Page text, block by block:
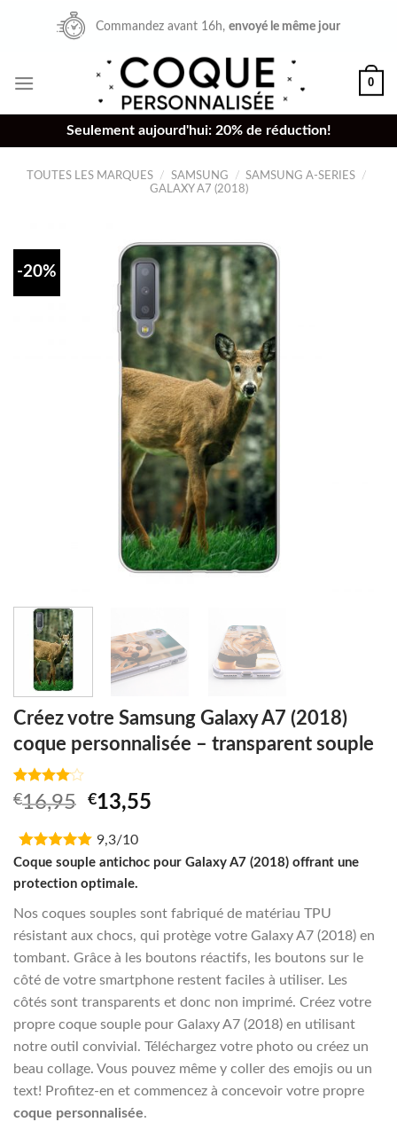
Commandez avant 16h,envoyé le même jour
0
Seulement aujourd'hui: 20% de réduction!
TOUTES LES MARQUES / SAMSUNG / SAMSUNG A-SERIES
/
GALAXY A7 (2018)
-20%
Créez votre Samsung Galaxy A7 (2018)
coque personnalisée – transparent souple
Noté
4.00sur
sur
1
client
€16,95 Original
was:
€16,95.
€13,55
€13,55.
9,3/10
Coque souple antichoc pour Galaxy A7 (2018) offrant une
protection optimale.
Nos coques souples sont fabriqué de matériau TPU
résistant aux chocs, qui protège votre Galaxy A7 (2018) en
tombant. Grâce à les boutons réactifs, les boutons sur le
côté de votre smartphone restent faciles à utiliser. Les
côtés sont transparents et donc non imprimé. Créez votre
propre coque souple pour Galaxy A7 (2018) en utilisant
notre outil convivial. Téléchargez votre photo ou créez un
beau collage. Vous pouvez même y coller des emojis ou un
text! Profitez-en et commencez à concevoir votre propre
coque personnalisée.